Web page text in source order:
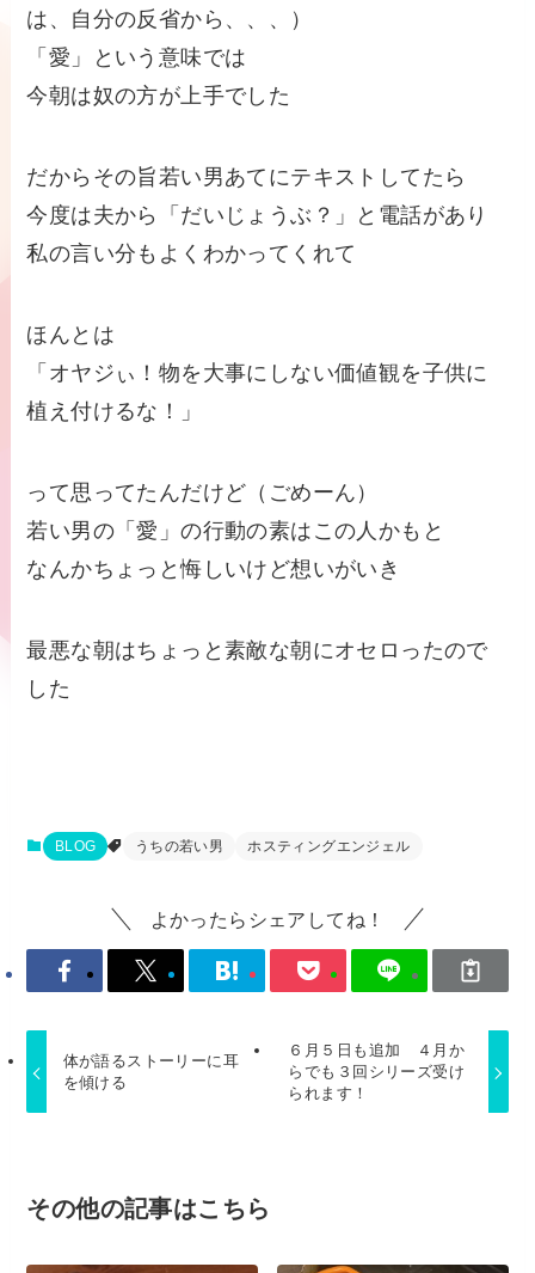
は、自分の反省から、、、）
「愛」という意味では
今朝は奴の方が上手でした
だからその旨若い男あてにテキストしてたら
今度は夫から「だいじょうぶ？」と電話があり
私の言い分もよくわかってくれて
ほんとは
「オヤジぃ！物を大事にしない価値観を子供に
植え付けるな！」
って思ってたんだけど（ごめーん）
若い男の「愛」の行動の素はこの人かもと
なんかちょっと悔しいけど想いがいき
最悪な朝はちょっと素敵な朝にオセロったので
した
BLOG うちの若い男 ホスティングエンジェル
よかったらシェアしてね！
体が語るストーリーに耳
を傾ける
６月５日も追加 ４月か
らでも３回シリーズ受け
られます！
その他の記事はこちら